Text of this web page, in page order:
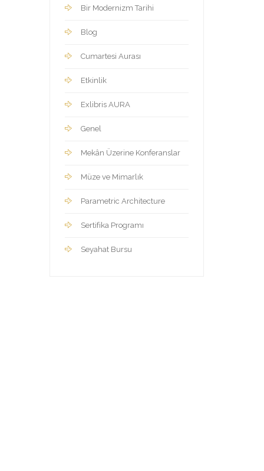
Bir Modernizm Tarihi
Blog
Cumartesi Aurası
Etkinlik
Exlibris AURA
Genel
Mekân Üzerine Konferanslar
Müze ve Mimarlık
Parametric Architecture
Sertifika Programı
Seyahat Bursu